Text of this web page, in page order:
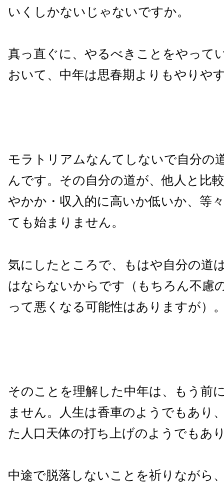
いくしかないじゃないですか。
真っ直ぐに、やるべきことをやって
おいて、中年は思春期よりもやりや
モラトリアムなんてしないで自分の
んです。その自分の道が、他人と比
やかか・収入的に高いか低いか、等
ても始まりません。
気にしたところで、もはや自分の道
はならないからです（もちろん不慮
って悪くなる可能性はありますが）
そのことを理解した中年は、もう前
ません。人生は香車のようでもあり
た人口天体の打ち上げのようでもあ
中途で脱落しないことを祈りながら